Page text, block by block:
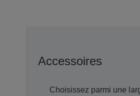
Accessoires
Choisissez parmi une